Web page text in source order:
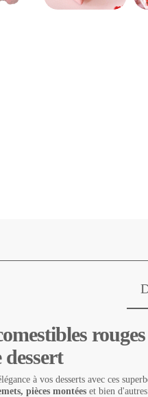
dessert
à vos desserts avec ces
pièces montées et bien